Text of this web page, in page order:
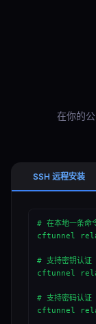
在你的
SSH 远程安装
# 在本地一条命
cftunnel
# 支持密钥认证
cftunnel
# 支持密码认证
cftunnel